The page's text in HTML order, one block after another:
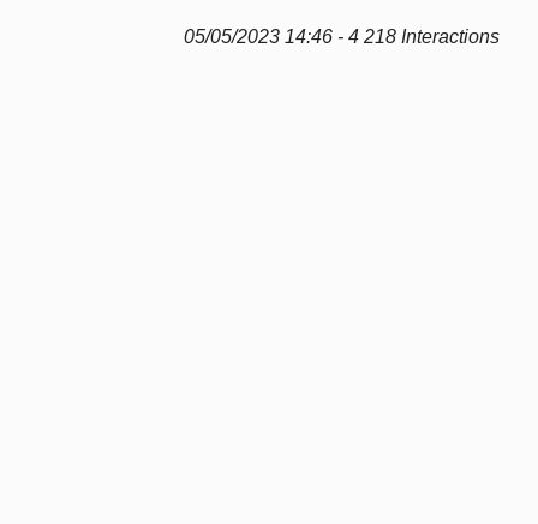
05/05/2023 14:46 - 4 218 Interactions